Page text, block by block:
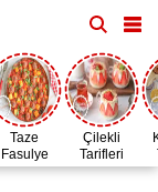
Taze
Fasulye
Zamanı
Çilekli
Tarifleri